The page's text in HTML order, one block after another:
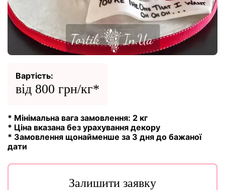
Вартість:
від 800 грн/кг*
* Мінімальна вага замовлення: 2 кг
* Ціна вказана без урахування декору
* Замовлення щонайменше за 3 дня до бажаної
дати
Залишити заявку